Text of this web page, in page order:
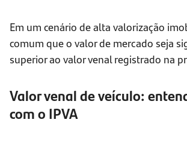
Em um cenário de alta valorização
comum que o valor de mercado seja
superior ao valor venal registrado na
Valor venal de veículo:
com o IPVA